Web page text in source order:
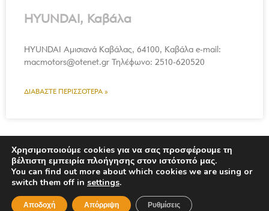
HYUNDAI, Καβάλα
HYUNDAI Αμισιανά Καβάλας, 64100, Καβάλα e-mail:
macmotors@otenet.gr Τηλέφωνο: 2510-620520
ΔΙΑΒΆΣΤΕ ΠΕΡΙΣΣΌΤΕΡΑ »
Χρησιμοποιούμε cookies για να σας προσφέρουμε τη
βέλτιστη εμπειρία πλοήγησης στον ιστότοπό μας.
You can find out more about which cookies we are using or
switch them off in settings.
Αποδοχή Απόρριψη Ρυθμίσεις